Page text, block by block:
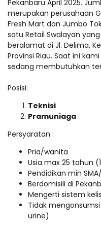
Pekanbaru April 2025.
merupakan perusahaan
Fresh Mart dan Jumbo
satu Retail Swalayan
beralamat di Jl. Delima,
Provinsi Riau. Saat ini
sedang membutuhkan
Posisi:
Teknisi
Pramuniaga
Persyaratan :
Pria/wanita
Usia max 25 tahun
Pendidikan min
Berdomisili di
Mengerti sistem
Tidak
urine)